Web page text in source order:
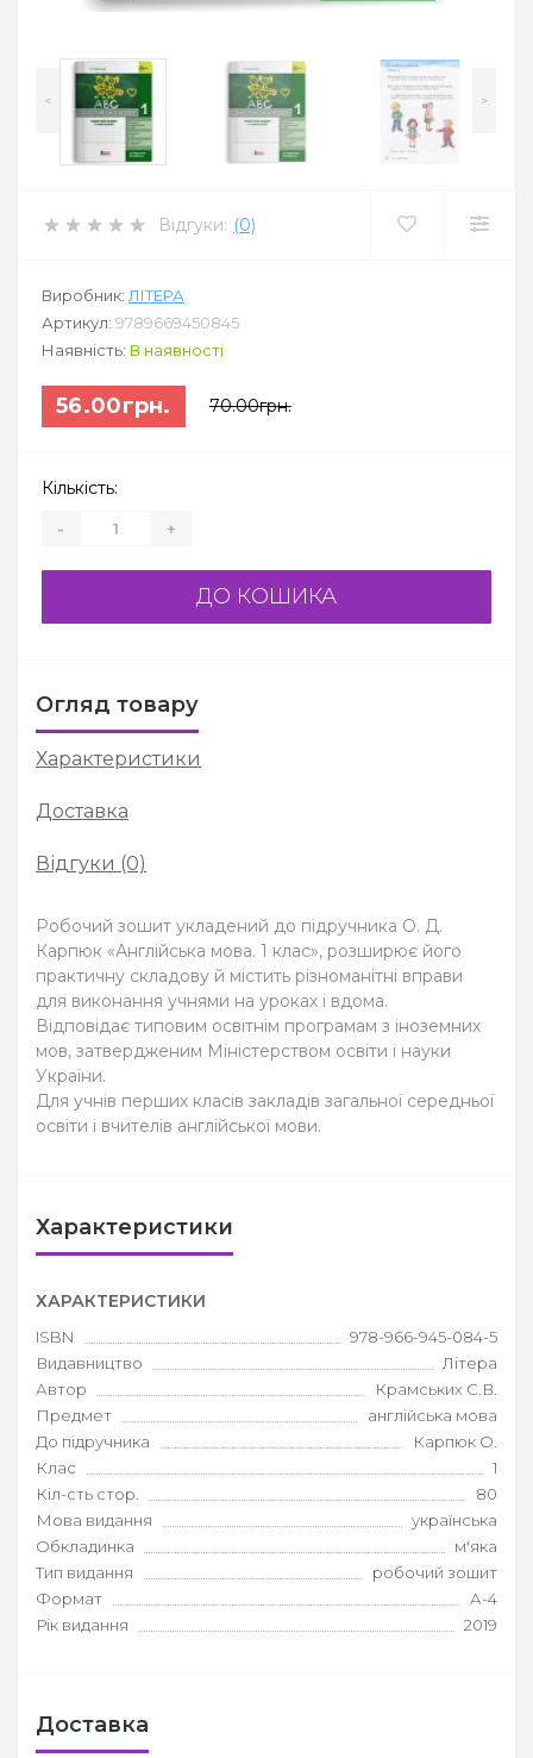
< >
Відгуки: (0)
Виробник: ЛІТЕРА
Артикул: 9789669450845
Наявність: В наявності
56.00грн. 70.00грн.
Кількість:
- +
ДО КОШИКА
Огляд товару
Характеристики
Доставка
Відгуки (0)
Робочий зошит укладений до підручника О. Д.
Карпюк «Англійська мова. 1 клас», розширює його
практичну складову й містить різноманітні вправи
для виконання учнями на уроках і вдома.
Відповідає типовим освітнім програмам з іноземних
мов, затвердженим Міністерством освіти і науки
України.
Для учнів перших класів закладів загальної середньої
освіти і вчителів англійської мови.
Характеристики
ХАРАКТЕРИСТИКИ
ISBN
978-966-945-084-5
Видавництво
Літера
Автор
Крамських С.В.
Предмет
англійська мова
До підручника
Карпюк О.
Клас
1
Кіл-сть стор.
80
Мова видання
українська
Обкладинка
м'яка
Тип видання
робочий зошит
Формат
А-4
Рік видання
2019
Доставка